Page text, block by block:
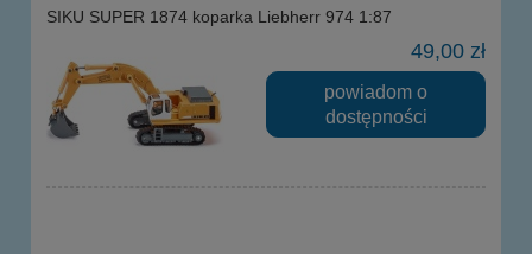
SIKU SUPER 1874 koparka Liebherr 974 1:87
49,00 zł
powiadom o
dostępności